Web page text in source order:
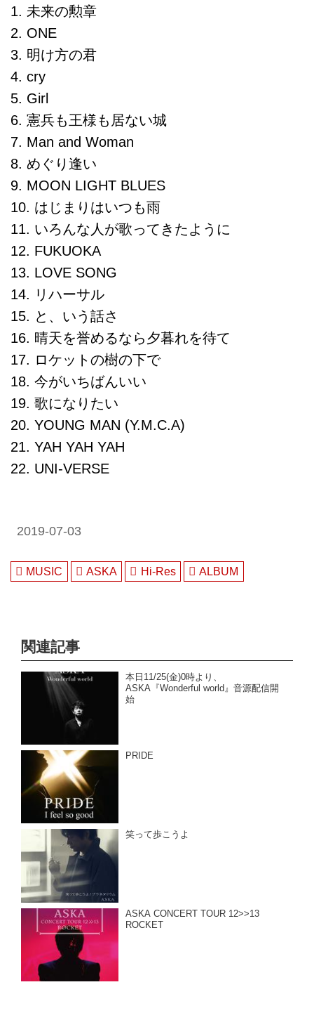
1. 未来の勲章
2. ONE
3. 明け方の君
4. cry
5. Girl
6. 憲兵も王様も居ない城
7. Man and Woman
8. めぐり逢い
9. MOON LIGHT BLUES
10. はじまりはいつも雨
11. いろんな人が歌ってきたように
12. FUKUOKA
13. LOVE SONG
14. リハーサル
15. と、いう話さ
16. 晴天を誉めるなら夕暮れを待て
17. ロケットの樹の下で
18. 今がいちばんいい
19. 歌になりたい
20. YOUNG MAN (Y.M.C.A)
21. YAH YAH YAH
22. UNI-VERSE
2019-07-03
MUSIC ASKA Hi-Res ALBUM
関連記事
本日11/25(金)0時より、
ASKA『Wonderful world』音源配信開
始
PRIDE
笑って歩こうよ
ASKA CONCERT TOUR 12>>13
ROCKET